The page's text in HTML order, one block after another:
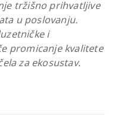
tržišno prihvatljive
u poslovanju.
i
promicanje kvalitete
za ekosustav.